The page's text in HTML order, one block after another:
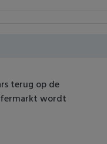
terug op de
wordt